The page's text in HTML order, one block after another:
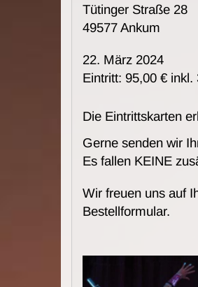
Tütinger Straße 28
49577 Ankum
22. März 2024
Eintritt: 95,00 €
Die Eintrittskarten
Gerne senden wir
Es fallen KEINE
Wir freuen uns auf
Bestellformular.